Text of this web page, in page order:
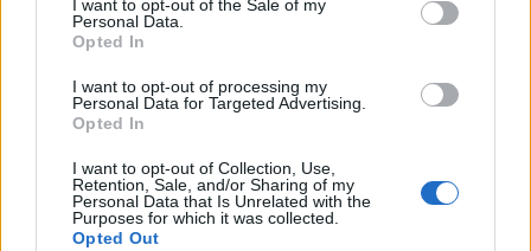
I want to opt-out of the Sale of my
Personal Data.
Opted In
I want to opt-out of processing my
Personal Data for Targeted Advertising.
Opted In
I want to opt-out of Collection, Use,
Retention, Sale, and/or Sharing of my
Personal Data that Is Unrelated with the
Purposes for which it was collected.
Opted Out
EZEN A NAPON TÖRTÉNT
Június 3-án történt
2019-ben ezen a napon halt meg Térey János József Attila-
és Babérkoszorú-díjas költő, író, műfordító, a kortárs magyar
líra egyik legnagyobb egyénisége, a kortárs magyar dráma
egyik megújítója. Legjelentősebb munkája a Paulus című